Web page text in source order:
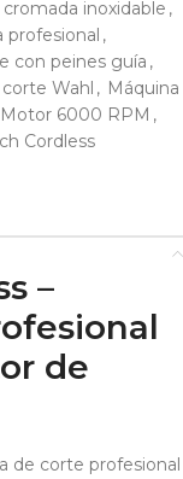
cromada inoxidable ,
profesional ,
con peines guía ,
Wahl , Máquina
Motor 6000 RPM ,
Cordless
–
de
de corte profesional